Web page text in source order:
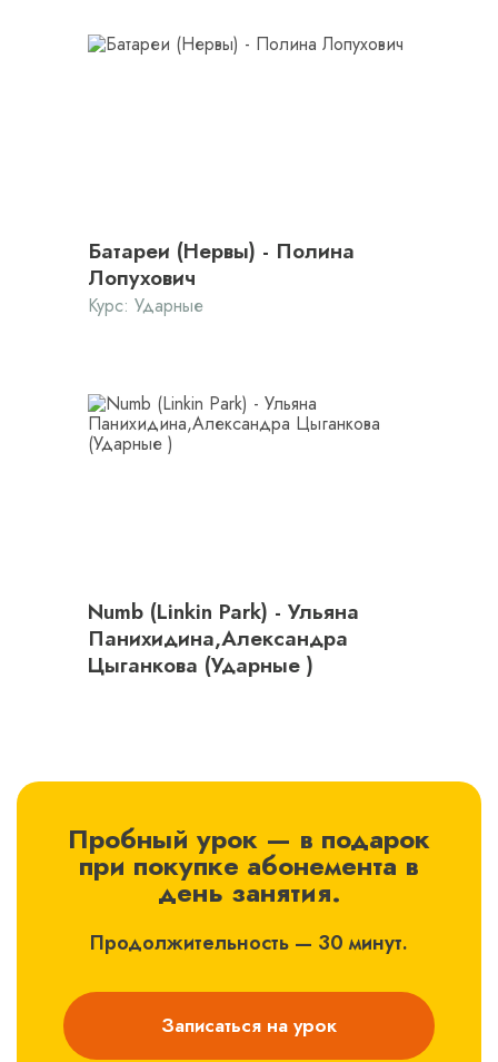
Батареи (Нервы) - Полина
Лопухович
Курс: Ударные
Numb (Linkin Park) - Ульяна
Панихидина,Александра
Цыганкова (Ударные )
Пробный урок — в подарок
при покупке абонемента в
день занятия.
Продолжительность — 30 минут.
Записаться на урок